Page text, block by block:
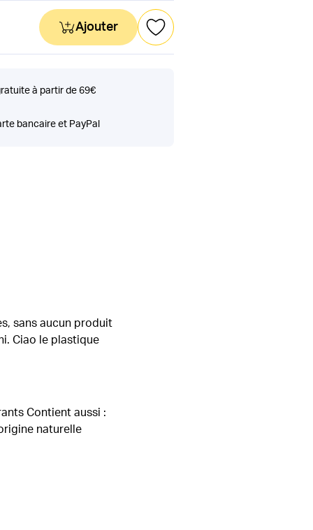
Ajouter
à partir de 69€
bancaire et PayPal
sans aucun produit
Ciao le plastique
Contient aussi :
naturelle